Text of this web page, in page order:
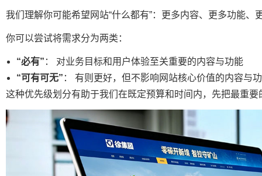
我们理解你可能希望网站“什么都有”：更多内容、更多功能
你可以尝试将需求分为两类：
“必有” ： 对业务目标和用户体验至关重要的内容与功能
“可有可无” ： 有则更好，但不影响网站核心价值的内容与
这种优先级划分有助于我们在既定预算和时间内，先把最重